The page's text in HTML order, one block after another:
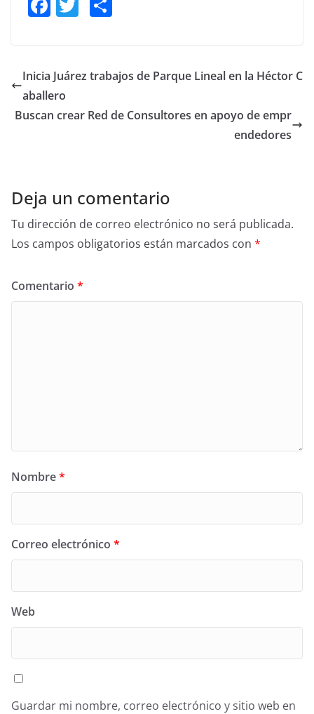
e
b
o
er e
Inicia Juárez trabajos de Parque Lineal en la Héctor C
aballero
Buscan crear Red de Consultores en apoyo de empr
endedores
Deja un comentario
Tu dirección de correo electrónico no será publicada.
Los campos obligatorios están marcados con *
Comentario *
Nombre*
Correo electrónico *
Web
Guardar mi nombre, correo electrónico y sitio web en